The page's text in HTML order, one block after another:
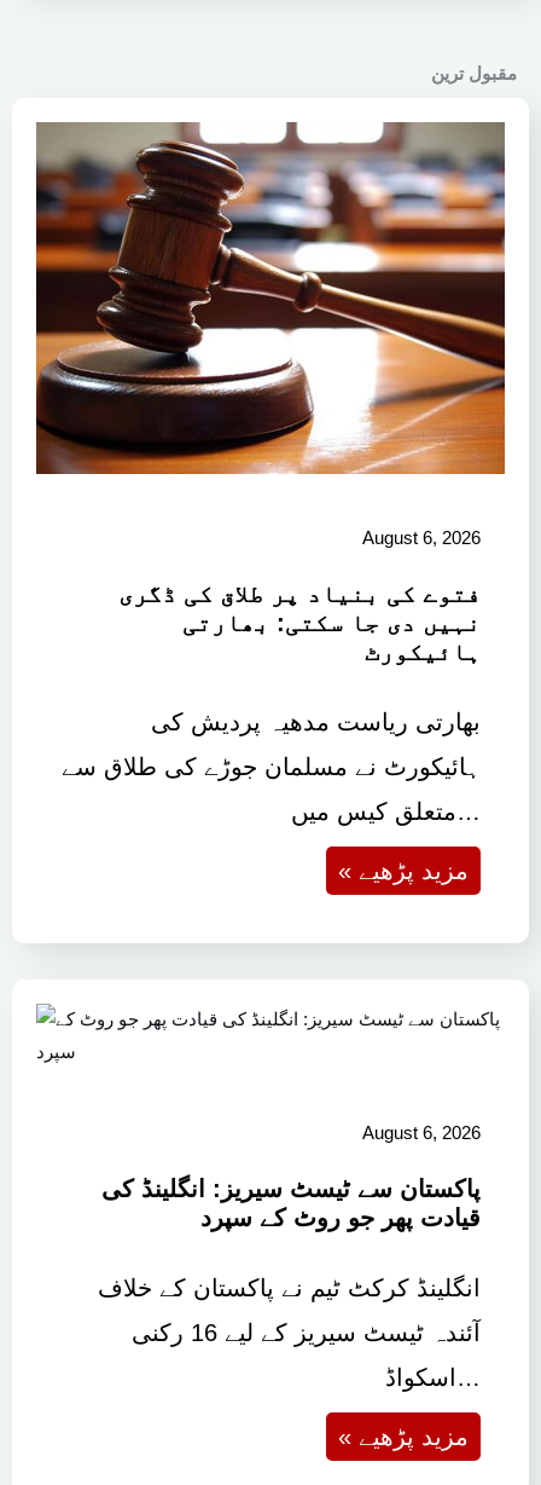
مقبول ترین
August 6, 2026
فتوے کی بنیاد پر طلاق کی ڈگری
نہیں دی جا سکتی: بھارتی
ہائیکورٹ
بھارتی ریاست مدھیہ پردیش کی
ہائیکورٹ نے مسلمان جوڑے کی طلاق سے
متعلق کیس میں…
« مزید پڑھیے
August 6, 2026
پاکستان سے ٹیسٹ سیریز: انگلینڈ کی
قیادت پھر جو روٹ کے سپرد
انگلینڈ کرکٹ ٹیم نے پاکستان کے خلاف
آئندہ ٹیسٹ سیریز کے لیے 16 رکنی
اسکواڈ…
« مزید پڑھیے